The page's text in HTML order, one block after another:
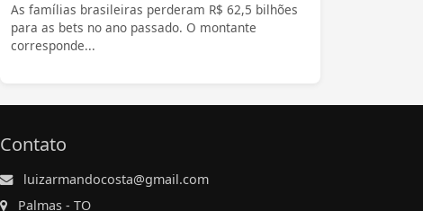
As famílias brasileiras perderam R$ 62,5 bilhões
para as bets no ano passado. O montante
corresponde...
Contato
luizarmandocosta@gmail.com
Palmas - TO